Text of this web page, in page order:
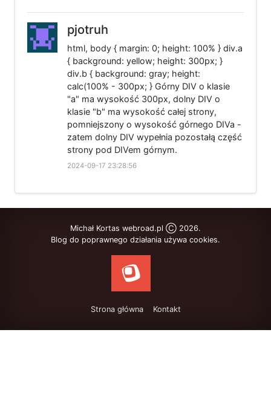
pjotruh
html, body { margin: 0; height: 100% } div.a
{ background: yellow; height: 300px; }
div.b { background: gray; height:
calc(100% - 300px; } Górny DIV o klasie
"a" ma wysokość 300px, dolny DIV o
klasie "b" ma wysokość całej strony,
pomniejszony o wysokość górnego DIVa -
zatem dolny DIV wypełnia pozostałą część
strony pod DIVem górnym.
2024-09-17 23:28:56
Michał Kortas webroad.pl Ⓒ 2026.
Blog do poprawnego działania używa cookies.
Strona główna Kontakt